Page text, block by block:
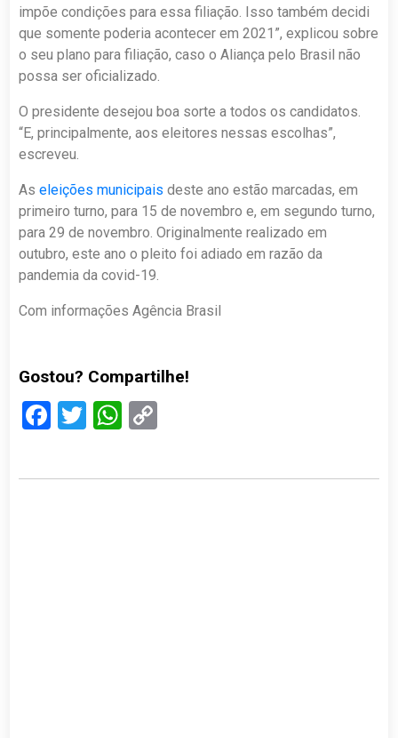
impõe condições para essa filiação. Isso também decidi
que somente poderia acontecer em 2021”, explicou sobre
o seu plano para filiação, caso o Aliança pelo Brasil não
possa ser oficializado.
O presidente desejou boa sorte a todos os candidatos.
“E, principalmente, aos eleitores nessas escolhas”,
escreveu.
Aseleições municipais deste ano estão marcadas, em
primeiro turno, para 15 de novembro e, em segundo turno,
para 29 de novembro. Originalmente realizado em
outubro, este ano o pleito foi adiado em razão da
pandemia da covid-19.
Com informações Agência Brasil
Gostou? Compartilhe!
Facebook
TwitterWhatsApp